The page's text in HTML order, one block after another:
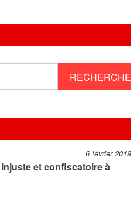
6 février 2019
et confiscatoire à